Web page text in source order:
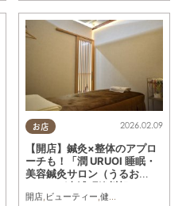
お店 2026.02.09
【開店】鍼灸×整体のアプロ
ーチも！「潤 URUOI 睡眠・
美容鍼灸サロン（うるお
い）」が東浦町緒川旭に12/1
3(土)オープン
開店, ビューティー 健康